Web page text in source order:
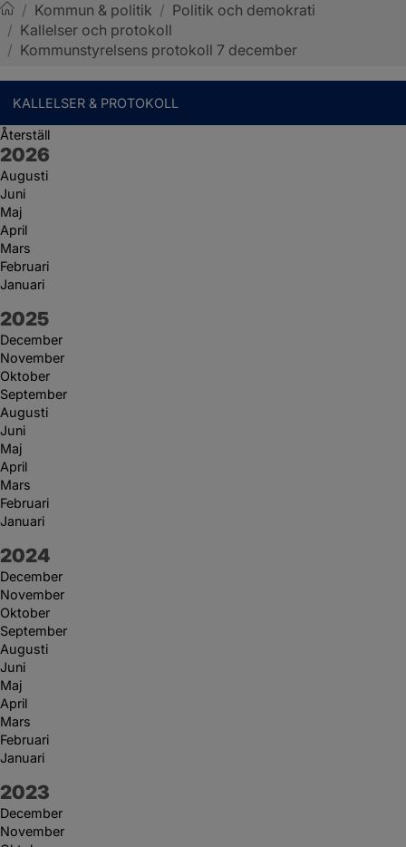
Sotenäs kommun
/ Kommun & politik / Politik och demokrati
/ Kallelser och protokoll
/ Kommunstyrelsens protokoll 7 december
KALLELSER & PROTOKOLL
Återställ
År:
2026
Augusti
Juni
Maj
April
Mars
Februari
Januari
År:
2025
December
November
Oktober
September
Augusti
Juni
Maj
April
Mars
Februari
Januari
År:
2024
December
November
Oktober
September
Augusti
Juni
Maj
April
Mars
Februari
Januari
År:
2023
December
November